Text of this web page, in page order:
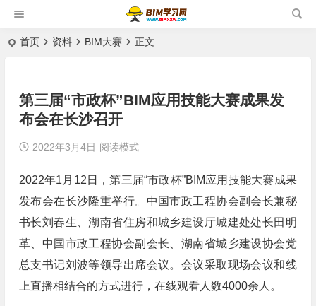
首页 资料 BIM大赛 正文
第三届“市政杯”BIM应用技能大赛成果发
布会在长沙召开
2022年3月4日 阅读模式
2022年1月12日，第三届“市政杯”BIM应用技能大赛成果
发布会在长沙隆重举行。中国市政工程协会副会长兼秘
书长刘春生、湖南省住房和城乡建设厅城建处处长田明
革、中国市政工程协会副会长、湖南省城乡建设协会党
总支书记刘波等领导出席会议。会议采取现场会议和线
上直播相结合的方式进行，在线观看人数4000余人。